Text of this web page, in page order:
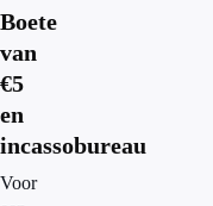
Boete
van
€5
en
incassobureau
Voor